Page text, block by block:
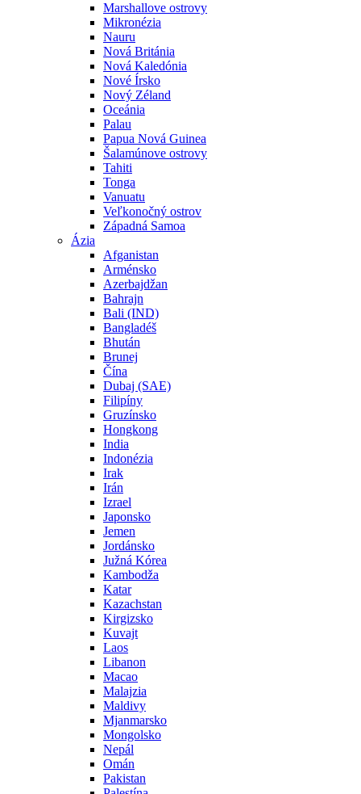
Marshallove ostrovy
Mikronézia
Nauru
Nová Británia
Nová Kaledónia
Nové Írsko
Nový Zéland
Oceánia
Palau
Papua Nová Guinea
Šalamúnove ostrovy
Tahiti
Tonga
Vanuatu
Veľkonočný ostrov
Západná Samoa
Ázia
Afganistan
Arménsko
Azerbajdžan
Bahrajn
Bali (IND)
Bangladéš
Bhután
Brunej
Čína
Dubaj (SAE)
Filipíny
Gruzínsko
Hongkong
India
Indonézia
Irak
Irán
Izrael
Japonsko
Jemen
Jordánsko
Južná Kórea
Kambodža
Katar
Kazachstan
Kirgizsko
Kuvajt
Laos
Libanon
Macao
Malajzia
Maldivy
Mjanmarsko
Mongolsko
Nepál
Omán
Pakistan